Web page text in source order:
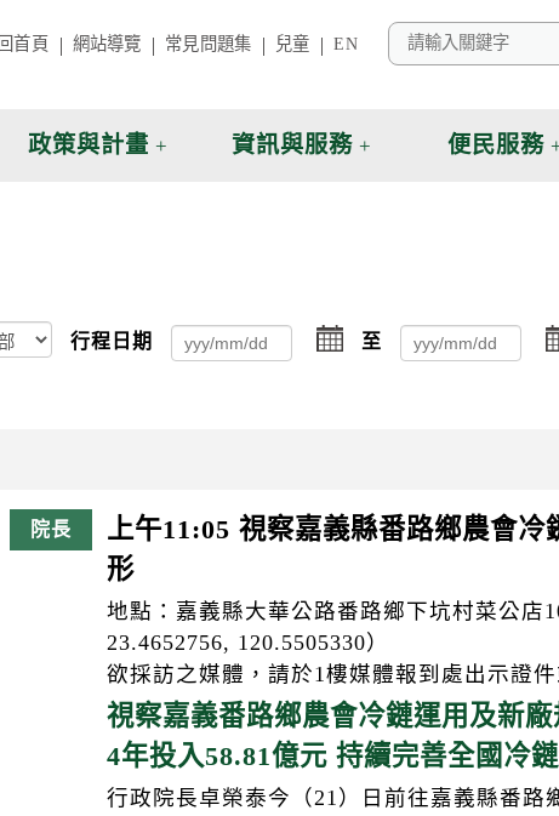
回首頁 網站導覽 常見問題集 兒童 EN
政策與計畫 資訊與服務 便民服務
行程日期
選
擇
至
上午11:05 視察嘉義縣番路鄉農會冷
形
地點：嘉義縣大華公路番路鄉下坑村菜公店
23.4652756, 120.5505330）
欲採訪之媒體，請於1樓媒體報到處出示證件
視察嘉義番路鄉農會冷鏈運用及新
4年投入58.81億元 持續完善全國冷
行政院長卓榮泰今（21）日前往嘉義縣番路